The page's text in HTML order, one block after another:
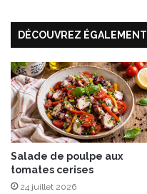
a
é
e
C
r
o
u
s
t
i
l
DÉCOUVREZ ÉGALEMENT
Salade de poulpe aux
tomates cerises
24 juillet 2026